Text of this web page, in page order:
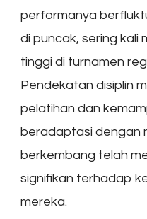
performanya
di puncak, sering kali
tinggi di turnamen
Pendekatan disiplin
pelatihan dan
beradaptasi dengan
berkembang telah
signifikan terhadap
mereka.